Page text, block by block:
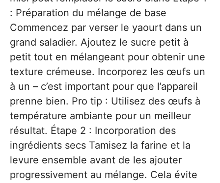
: Préparation du mélange de base
Commencez par verser le yaourt dans un
grand saladier. Ajoutez le sucre petit à
petit tout en mélangeant pour obtenir une
texture crémeuse. Incorporez les œufs un
à un – c’est important pour que l’appareil
prenne bien. Pro tip : Utilisez des œufs à
température ambiante pour un meilleur
résultat. Étape 2 : Incorporation des
ingrédients secs Tamisez la farine et la
levure ensemble avant de les ajouter
progressivement au mélange. Cela évite